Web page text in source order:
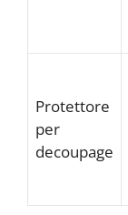
Protettore
per
decoupage